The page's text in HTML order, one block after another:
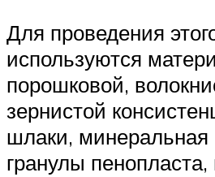
Для проведения
используются
порошковой,
зернистой
шлаки, минеральная
гранулы пенопласта,